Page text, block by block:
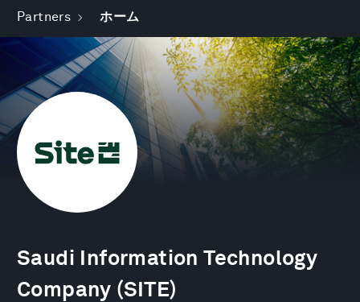
Partners ホーム
Saudi Information Technology
Company (SITE)